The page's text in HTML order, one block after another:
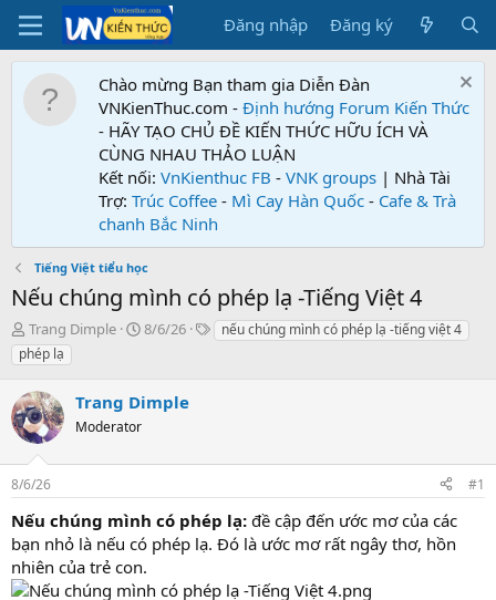
Đăng nhập Đăng ký
Chào mừng Bạn tham gia Diễn Đàn
VNKienThuc.com - Định hướng Forum Kiến Thức
- HÃY TẠO CHỦ ĐỀ KIẾN THỨC HỮU ÍCH VÀ
CÙNG NHAU THẢO LUẬN
Kết nối: VnKienthuc FB - VNK groups | Nhà Tài
Trợ: Trúc Coffee - Mì Cay Hàn Quốc - Cafe & Trà
chanh Bắc Ninh
Tiếng Việt tiểu học
Nếu chúng mình có phép lạ -Tiếng Việt 4
T
h
r
e
a
d
s
t
a
t
e
r
Trang Dimple
N
g
8/6/26
Tnếu chúng mình có phép lạ -tiếng việt 4
phép lạ
Trang Dimple
Moderator
8/6/26 #1
Nếu chúng mình có phép lạ: đề cập đến ước mơ của các
bạn nhỏ là nếu có phép lạ. Đó là ước mơ rất ngây thơ, hồn
nhiên của trẻ con.